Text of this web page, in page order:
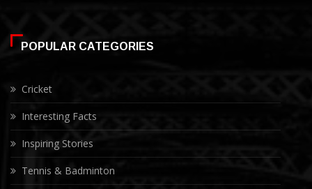
POPULAR CATEGORIES
Cricket
Interesting Facts
Inspiring Stories
Tennis & Badminton